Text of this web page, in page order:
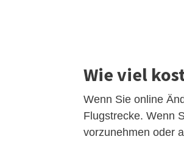
Wie viel
Wenn Sie online
Flugstrecke. Wenn
vorzunehmen oder